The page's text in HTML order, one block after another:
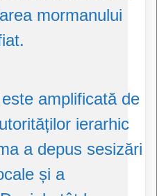
mormanului
amplificată de
ierarhic
a depus sesizări
și a